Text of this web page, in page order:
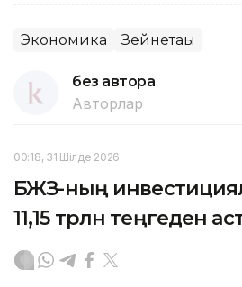
Экономика Зейнетақы
без автора
Авторлар
00:18, 31 Шілде 2026
БЖЗҚ-ның
11,15 трлн теңгеден